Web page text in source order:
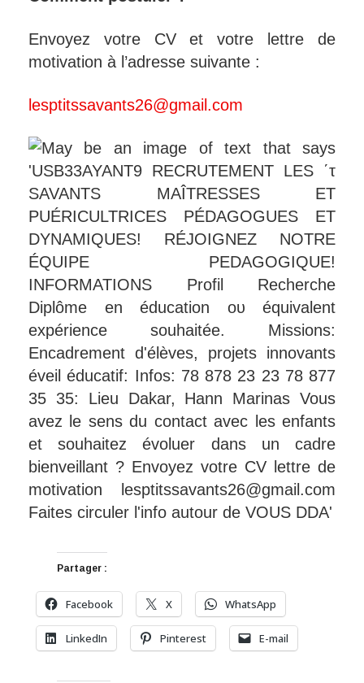
Envoyez votre CV et votre lettre de
motivation à l’adresse suivante :
lesptitssavants26@gmail.com
Partager :
Facebook X WhatsApp
LinkedIn Pinterest E-mail